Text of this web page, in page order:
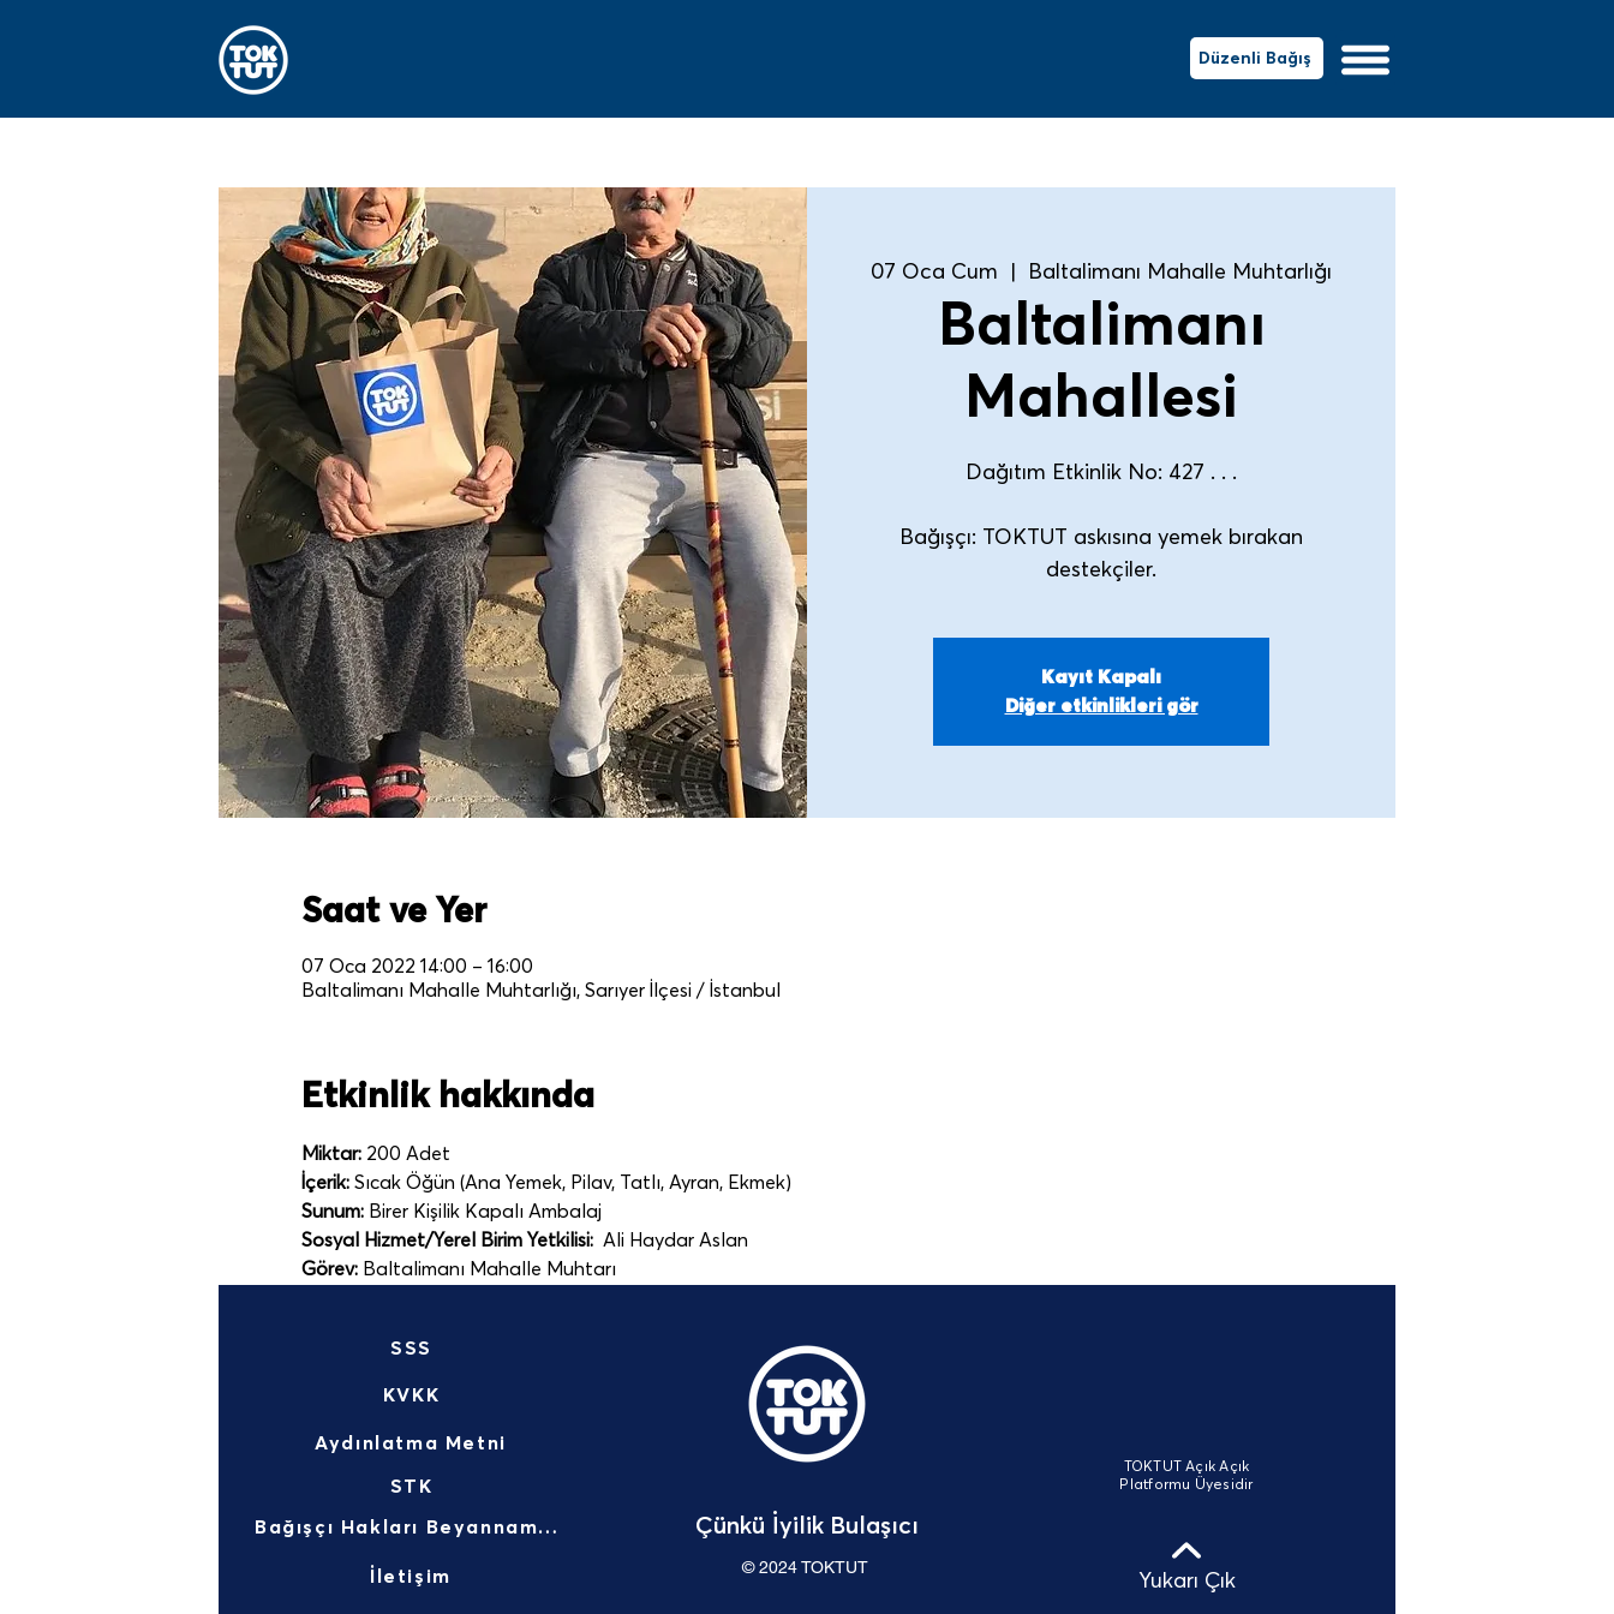
Düzenli Bağış
07 Oca Cum Baltalimanı Mahalle Muhtarlığı
Baltalimanı
Mahallesi
Dağıtım Etkinlik No: 427 . . .
Bağışçı: TOKTUT askısına yemek bırakan
Kayıt Kapalı
Diğer etkinlikleri gör
Saat ve Yer
07 Oca 2022 14:00 – 16:00
Baltalimanı Mahalle Muhtarlığı, Sarıyer İlçesi / İstanbul
Etkinlik hakkında
Miktar: 200 Adet
İçerik: Sıcak Öğün (Ana Yemek, Pilav, Tatlı, Ayran, Ekmek)
Sunum: Birer Kişilik Kapalı Ambalaj
Sosyal Hizmet/Yerel Birim Yetkilisi: Ali Haydar Aslan
Görev: Baltalimanı Mahalle Muhtarı
SSS
KVKK
STK
Bağışçı Hakları Beyannamesi
Aydınlatma Metni
İletişim
Çünkü İyilik Bulaşıcı
© 2024 TOKTUT
TOKTUT Açık Açık
Platformu Üyesidir
Yukarı Çık